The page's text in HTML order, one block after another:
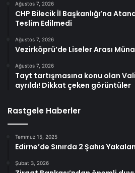
Ağustos 7, 2026
CHP Bilecik İl Başkanlığı’na
Teslim Edilmedi
Ağustos 7, 2026
Vezirköprü’de Liseler Arası
Ağustos 7, 2026
Tayt tartışmasına konu olan
ayrıldı! Dikkat çeken görüntüler
Rastgele Haberler
Temmuz 15, 2025
Edirne’de Sınırda 2 Şahıs
Şubat 3, 2026